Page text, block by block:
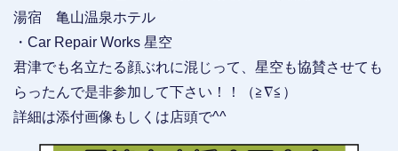
湯宿 亀山温泉ホテル
・Car Repair Works 星空
君津でも名立たる顔ぶれに混じって、星空も協賛させても
らったんで是非参加して下さい！！（≧∇≦）
詳細は添付画像もしくは店頭で^^